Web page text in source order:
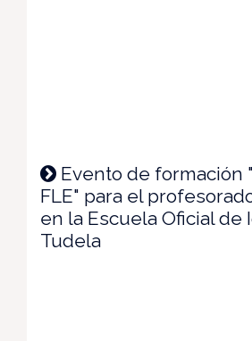
Evento de formación
FLE" para el
en la Escuela Oficial de
Tudela